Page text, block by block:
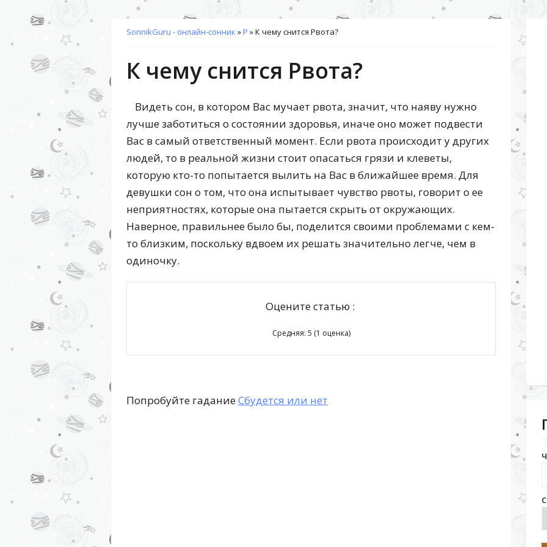
SonnikGuru - онлайн-сонник »Р »К чему снится Рвота?
К чему снится Рвота?
Видеть сон, в котором Вас мучает рвота, значит, что наяву нужно
лучше заботиться о состоянии здоровья, иначе оно может подвести
Вас в самый ответственный момент. Если рвота происходит у других
людей, то в реальной жизни стоит опасаться грязи и клеветы,
которую кто-то попытается вылить на Вас в ближайшее время. Для
девушки сон о том, что она испытывает чувство рвоты, говорит о ее
неприятностях, которые она пытается скрыть от окружающих.
Наверное, правильнее было бы, поделится своими проблемами с кем-
то близким, поскольку вдвоем их решать значительно легче, чем в
одиночку.
Оцените статью :
Средняя: 5 (1 оценка)
Попробуйте гаданиеСбудется или нет